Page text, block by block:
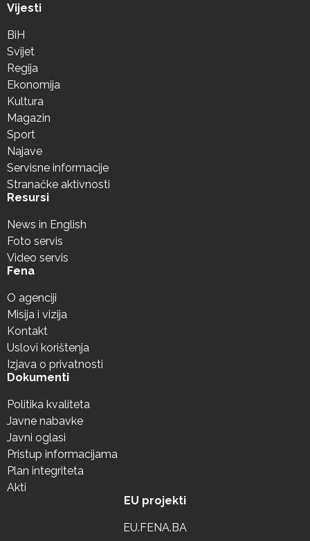
Vijesti
BiH
Svijet
Regija
Ekonomija
Kultura
Magazin
Sport
Najave
Servisne informacije
Stranačke aktivnosti
Resursi
News in English
Foto servis
Video servis
Fena
O agenciji
Misija i vizija
Kontakt
Uslovi korištenja
Izjava o privatnosti
Dokumenti
Politika kvaliteta
Javne nabavke
Javni oglasi
Pristup informacijama
Plan integriteta
Akti
EU projekti
EU.FENA.BA